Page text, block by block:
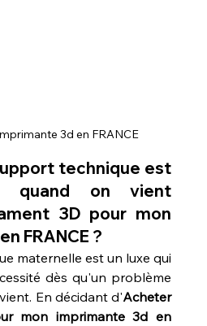
3d en FRANCE
technique est
quand on vient
3D pour mon
FRANCE ?
maternelle est un luxe qui
dès qu'un problème
En décidant d'Acheter
mon imprimante 3d en